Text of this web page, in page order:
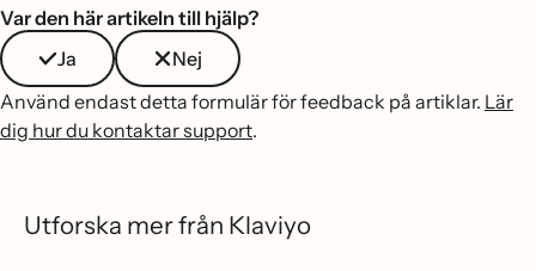
Var den här artikeln till hjälp?
Ja
Nej
Använd endast detta formulär för feedback på artiklar. Lär
dig hur du kontaktar support.
Utforska mer från Klaviyo